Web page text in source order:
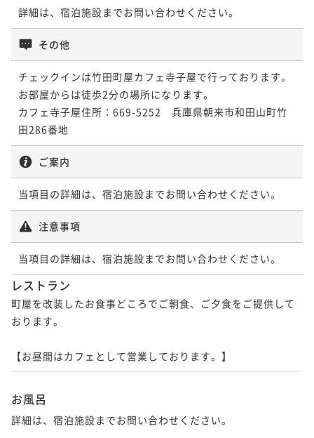
詳細は、宿泊施設までお問い合わせください。
その他
チェックインは竹田町屋カフェ寺子屋で行っております。
お部屋からは徒歩2分の場所になります。
カフェ寺子屋住所：669-5252　兵庫県朝来市和田山町竹
田286番地
ご案内
当項目の詳細は、宿泊施設までお問い合わせください。
注意事項
当項目の詳細は、宿泊施設までお問い合わせください。
レストラン
町屋を改装したお食事どころでご朝食、ご夕食をご提供して
おります。
【お昼間はカフェとして営業しております。】
お風呂
詳細は、宿泊施設までお問い合わせください。